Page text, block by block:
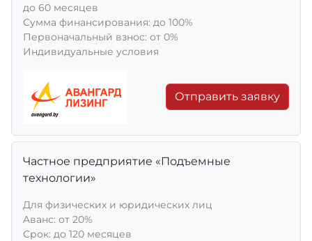
до 60 месяцев
Сумма финансирования: до 100%
Первоначальный взнос: от 0%
Индивидуальные условия
Отправить заявку
Частное предприятие «Подъемные
технологии»
Для физических и юридических лиц
Aванс: от 20%
Срок: до 120 месяцев